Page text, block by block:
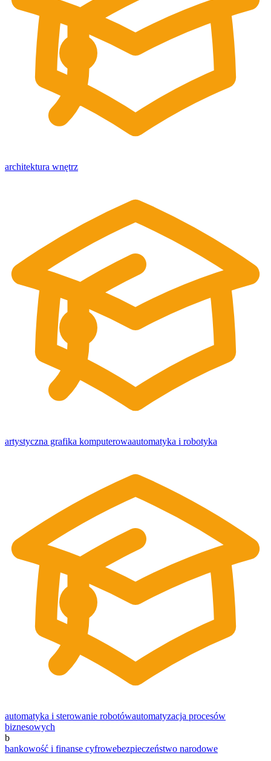
architektura wnętrz
artystyczna grafika komputerowaautomatyka i robotyka
automatyka i sterowanie robotówautomatyzacja procesów
biznesowych
b
bankowość i finanse cyfrowebezpieczeństwo narodowe